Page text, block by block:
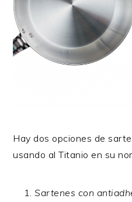
Hay dos opciones de
usando al Titanio en su
Sartenes con